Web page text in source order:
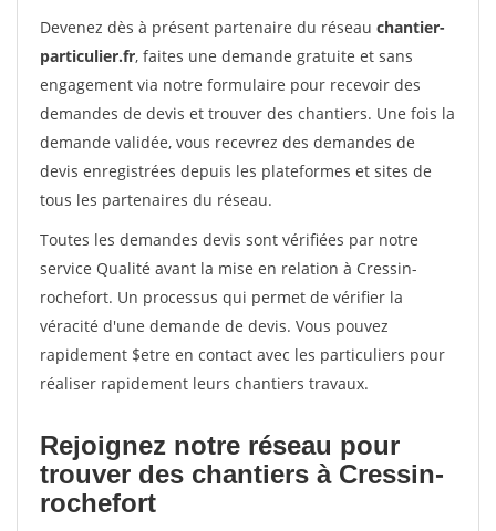
Devenez dès à présent partenaire du réseau chantier-
particulier.fr, faites une demande gratuite et sans
engagement via notre formulaire pour recevoir des
demandes de devis et trouver des chantiers. Une fois la
demande validée, vous recevrez des demandes de
devis enregistrées depuis les plateformes et sites de
tous les partenaires du réseau.
Toutes les demandes devis sont vérifiées par notre
service Qualité avant la mise en relation à Cressin-
rochefort. Un processus qui permet de vérifier la
véracité d'une demande de devis. Vous pouvez
rapidement $etre en contact avec les particuliers pour
réaliser rapidement leurs chantiers travaux.
Rejoignez notre réseau pour
trouver des chantiers à Cressin-
rochefort